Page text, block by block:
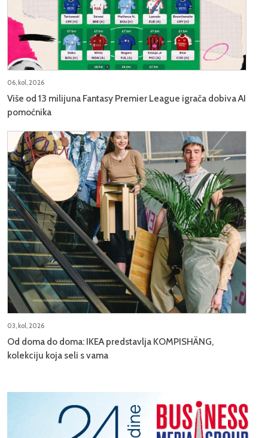
06, kol, 2026
Više od 13 milijuna Fantasy Premier League igrača dobiva AI
pomoćnika
03, kol, 2026
Od doma do doma: IKEA predstavlja KOMPISHÄNG,
kolekciju koja seli s vama